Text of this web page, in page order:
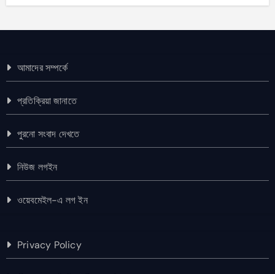
আমাদের সম্পর্কে
প্রতিক্রিয়া জানাতে
পুরনো সংবাদ দেখতে
নিউজ লগইন
ওয়েবমেইল-এ লগ ইন
Privacy Policy